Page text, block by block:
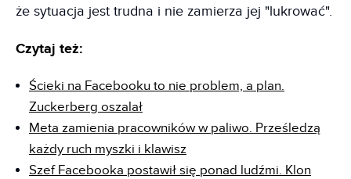
że sytuacja jest trudna i nie zamierza jej "lukrować".
Czytaj też:
Ścieki na Facebooku to nie problem, a plan.
Zuckerberg oszalał
Meta zamienia pracowników w paliwo. Prześledzą
każdy ruch myszki i klawisz
Szef Facebooka postawił się ponad ludźmi. Klon